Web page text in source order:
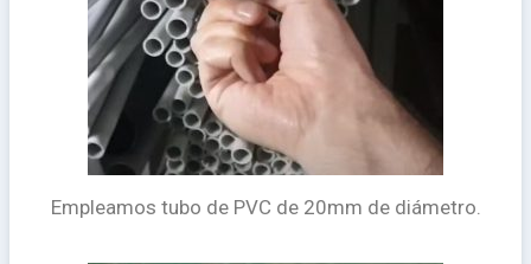
Empleamos tubo de PVC de 20mm de diámetro.